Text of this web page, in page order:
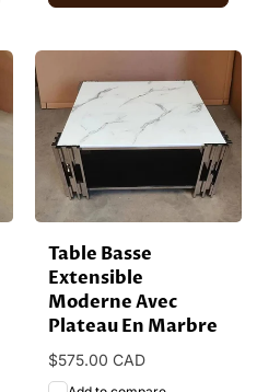
Table Basse
Extensible
Moderne Avec
Plateau En Marbre
Prix
habituel
$575.00 CAD